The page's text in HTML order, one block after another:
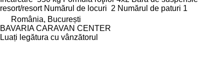
resort/resort Numărul de locuri 2 Numărul de paturi 1
România, București
BAVARIA CARAVAN CENTER
Luați legătura cu vânzătorul